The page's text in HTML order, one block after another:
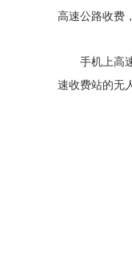
高速公路收费
手机上高速
速收费站的无